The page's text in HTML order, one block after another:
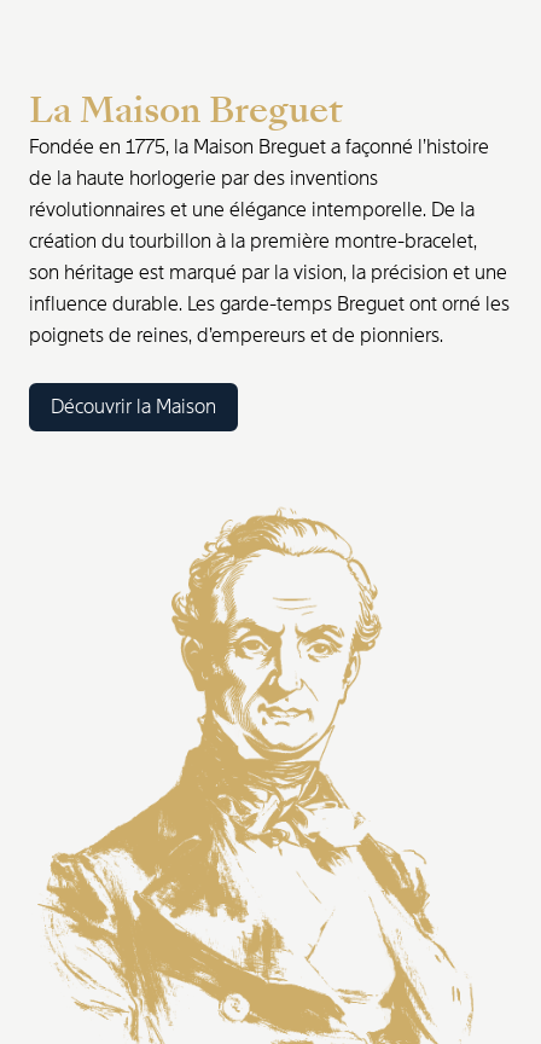
La Maison Breguet
Fondée en 1775, la Maison Breguet a façonné l’histoire
de la haute horlogerie par des inventions
révolutionnaires et une élégance intemporelle. De la
création du tourbillon à la première montre-bracelet,
son héritage est marqué par la vision, la précision et une
influence durable. Les garde-temps Breguet ont orné les
poignets de reines, d’empereurs et de pionniers.
Découvrir la Maison